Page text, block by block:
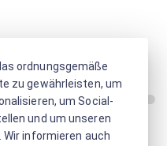
ordnungsgemäße
zu gewährleisten, um
um Social-
und um unseren
Wir informieren auch